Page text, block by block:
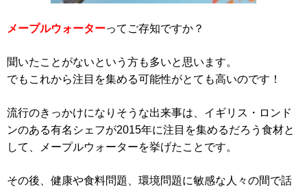
メープルウォーターってご存知ですか？
聞いたことがないという方も多いと思います。
でもこれから注目を集める可能性がとても高いのです！
流行のきっかけになりそうな出来事は、イギリス・ロンド
ンのある有名シェフが2015年に注目を集めるだろう食材と
して、メープルウォーターを挙げたことです。
その後、健康や食料問題、環境問題に敏感な人々の間で話